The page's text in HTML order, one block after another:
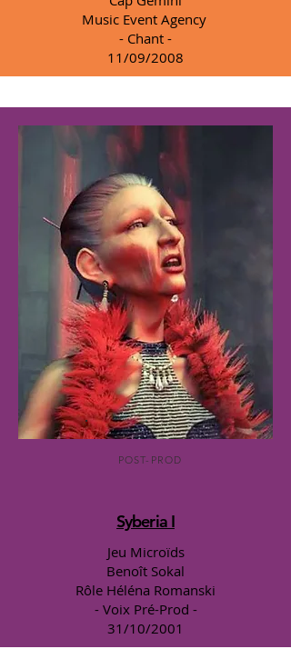
Music Event Agency
- Chant -
11/09/2008
POST-PROD
Syberia I
Jeu Microïds
Benoît Sokal
Rôle Héléna Romanski
- Voix Pré-Prod -
31/10/2001